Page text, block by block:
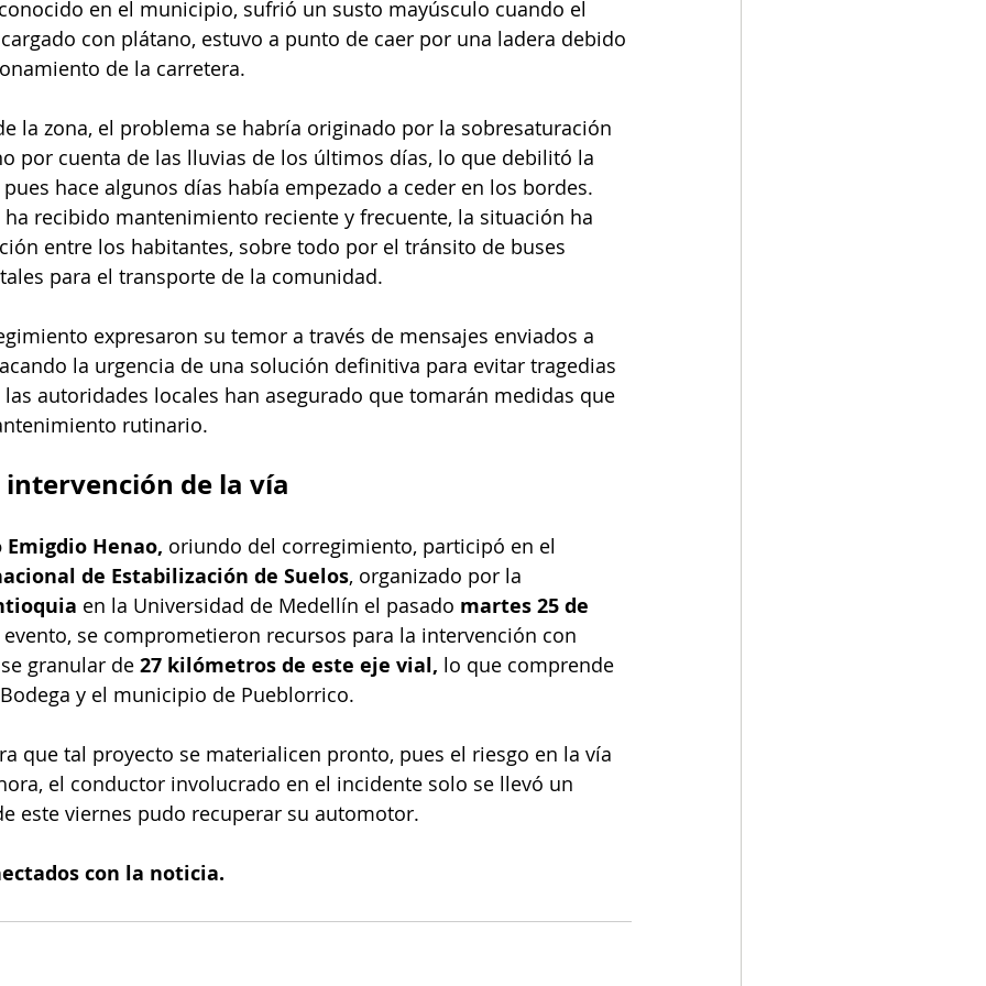
en el municipio, sufrió un susto mayúsculo cuando el
con plátano, estuvo a punto de caer por una ladera debido
de la carretera.
la zona, el problema se habría originado por la sobresaturación
por cuenta de las lluvias de los últimos días, lo que debilitó la
hace algunos días había empezado a ceder en los bordes.
recibido mantenimiento reciente y frecuente, la situación ha
entre los habitantes, sobre todo por el tránsito de buses
para el transporte de la comunidad.
expresaron su temor a través de mensajes enviados a
la urgencia de una solución definitiva para evitar tragedias
autoridades locales han asegurado que tomarán medidas que
rutinario.
intervención de la vía
Emigdio Henao, oriundo del corregimiento, participó en el
de Estabilización de Suelos, organizado por la
en la Universidad de Medellín el pasado martes 25 de
se comprometieron recursos para la intervención con
granular de 27 kilómetros de este eje vial, lo que comprende
y el municipio de Pueblorrico.
que tal proyecto se materialicen pronto, pues el riesgo en la vía
el conductor involucrado en el incidente solo se llevó un
este viernes pudo recuperar su automotor.
con la noticia.